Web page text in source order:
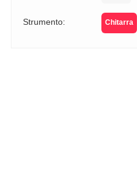
Strumento: Chitarra